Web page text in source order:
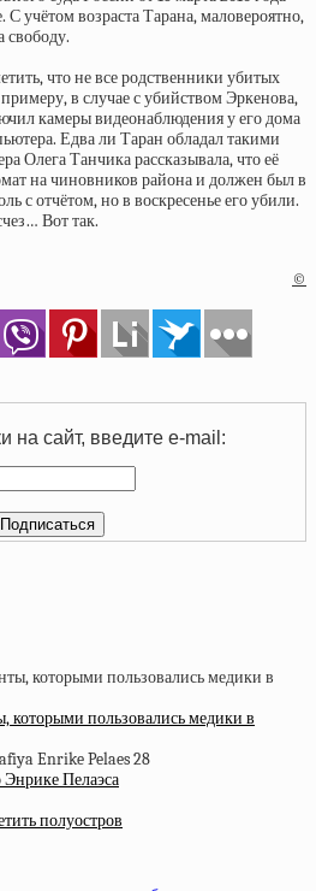
С учётом возраста Тарана, маловероятно,
свободу.
что не все родственники убитых
в случае с убийством Эркенова,
камеры видеонаблюдения у его дома
Едва ли Таран обладал такими
Олега Танчика рассказывала, что её
на чиновников района и должен был в
с отчётом, но в воскресенье его убили.
Вот так.
©
на сайт, введите e-mail:
которыми пользовались медики в
Энрике Пелаэса
полуостров